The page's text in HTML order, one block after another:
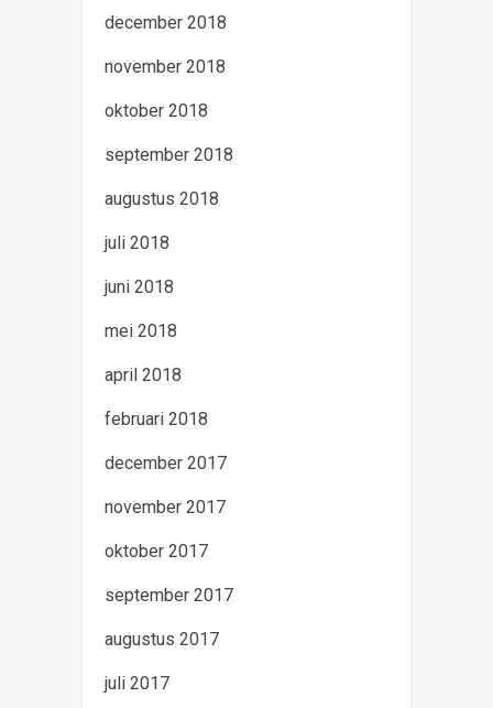
december 2018
november 2018
oktober 2018
september 2018
augustus 2018
juli 2018
juni 2018
mei 2018
april 2018
februari 2018
december 2017
november 2017
oktober 2017
september 2017
augustus 2017
juli 2017